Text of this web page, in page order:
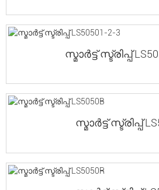
സ്മാർട്ട് സ്ട്രിപ്പ്
സ്മാർട്ട് സ്ട്രിപ്പ്